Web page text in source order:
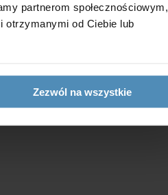
partnerom społecznościowym,
otrzymanymi od Ciebie lub
Zezwól na wszystkie